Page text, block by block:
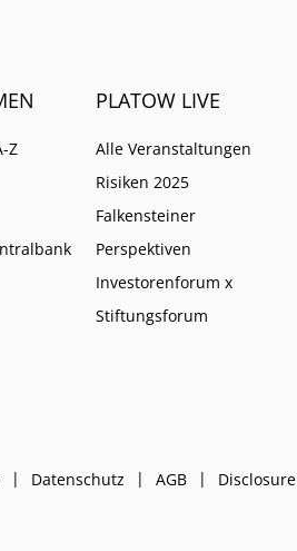
Z
PLATOW LIVE
Alle Veranstaltungen
Risiken 2025
Falkensteiner
Perspektiven
Investorenforum x
Stiftungsforum
Datenschutz AGB Disclosure